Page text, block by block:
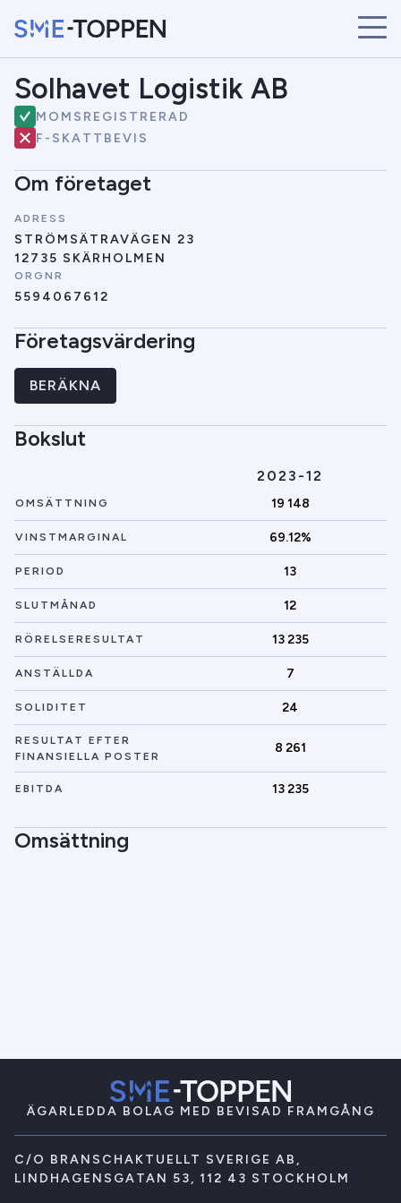
START
ÅRETS VINNARE
BRANSCHER
NYHETER
Solhavet Logistik AB
MOMSREGISTRERAD
F-SKATTBEVIS
Om företaget
ADRESS
STRÖMSÄTRAVÄGEN 23
12735 SKÄRHOLMEN
ORGNR
5594067612
Företagsvärdering
BERÄKNA
Bokslut
2023-12
OMSÄTTNING 19 148
VINSTMARGINAL 69.12%
PERIOD 13
SLUTMÅNAD 12
RÖRELSERESULTAT 13 235
ANSTÄLLDA 7
SOLIDITET 24
RESULTAT EFTER
FINANSIELLA POSTER
8 261
EBITDA 13 235
Omsättning
ÄGARLEDDA BOLAG MED BEVISAD FRAMGÅNG
C/O BRANSCHAKTUELLT SVERIGE AB,
LINDHAGENSGATAN 53, 112 43 STOCKHOLM